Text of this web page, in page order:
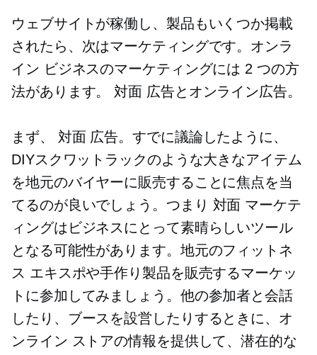
ウェブサイトが稼働し、製品もいくつか掲載
されたら、次はマーケティングです。オンラ
イン ビジネスのマーケティングには 2 つの方
法があります。 対面 広告とオンライン広告。
まず、 対面 広告。すでに議論したように、
DIYスクワットラックのような大きなアイテム
を地元のバイヤーに販売することに焦点を当
てるのが良いでしょう。つまり 対面 マーケテ
ィングはビジネスにとって素晴らしいツール
となる可能性があります。地元のフィットネ
ス エキスポや手作り製品を販売するマーケッ
トに参加してみましょう。他の参加者と会話
したり、ブースを設営したりするときに、オ
ンライン ストアの情報を提供して、潜在的な